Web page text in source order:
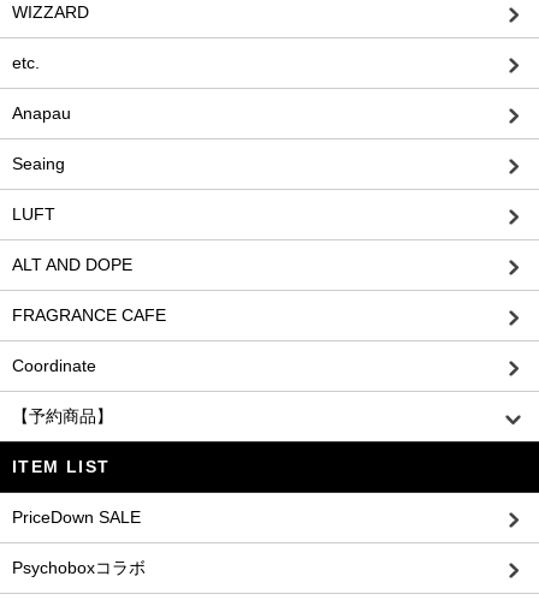
WIZZARD
etc.
Anapau
Seaing
LUFT
ALT AND DOPE
FRAGRANCE CAFE
Coordinate
【予約商品】
ITEM LIST
PriceDown SALE
Psychoboxコラボ